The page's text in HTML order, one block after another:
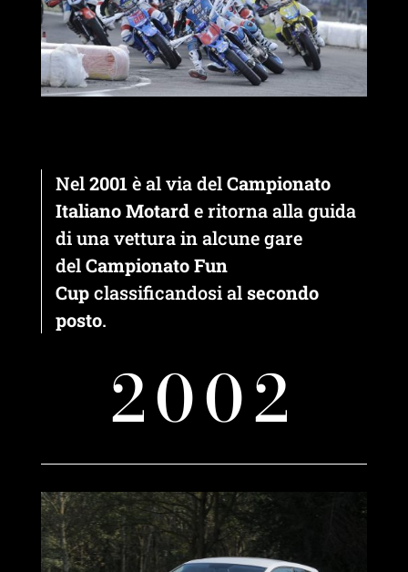
Nel2001è al via delCampionato
Italiano Motarde ritorna alla guida
di una vettura in alcune gare
delCampionato Fun
Cupclassificandosi al secondo
posto.
2002